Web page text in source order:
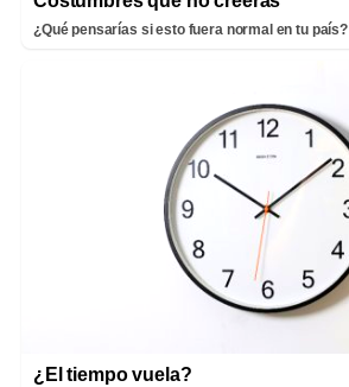
¿Qué pensarías si esto fuera normal en tu país?
¿El tiempo vuela?